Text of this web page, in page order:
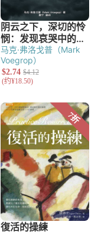
马克·弗洛戈普（Mark
Voegrop）